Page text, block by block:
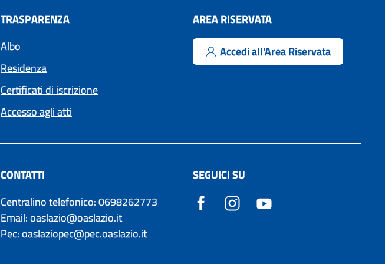
TRASPARENZA
Albo
Residenza
Certificati di iscrizione
Accesso agli atti
AREA RISERVATA
Accedi all'Area Riservata
CONTATTI
Centralino telefonico: 0698262773
Email: oaslazio@oaslazio.it
Pec: oaslaziopec@pec.oaslazio.it
SEGUICI SU